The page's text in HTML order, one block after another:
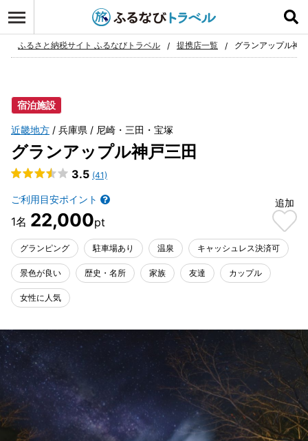
お気に入り
ふるさと納税サイト ふるなびトラベル 提携店一覧 グランアップル神
宿泊施設
近畿地方 兵庫県 尼崎・三田・宝塚
グランアップル神戸三田
3.5 (41)
ご利用目安ポイント
22,000
追加
グランピング 駐車場あり 温泉 キャッシュレス決済可
景色が良い 歴史・名所 家族 友達 カップル
女性に人気